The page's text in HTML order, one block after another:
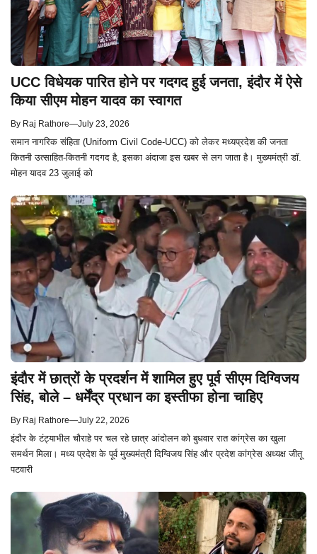
UCC विधेयक पारित होने पर गदगद हुई जनता, इंदौर में ऐसे
किया सीएम मोहन यादव का स्वागत
By Raj Rathore—July 23, 2026
समान नागरिक संहिता (Uniform Civil Code-UCC) को लेकर मध्यप्रदेश की जनता
कितनी उत्साहित-कितनी गदगद है, इसका अंदाजा इस खबर से लग जाता है। मुख्यमंत्री डॉ.
मोहन यादव 23 जुलाई को
इंदौर में छात्रों के प्रदर्शन में शामिल हुए पूर्व सीएम दिग्विजय
सिंह, बोले – धर्मेंद्र प्रधान का इस्तीफा होना चाहिए
By Raj Rathore—July 22, 2026
इंदौर के टंट्याभील चौराहे पर चल रहे छात्र आंदोलन को बुधवार रात कांग्रेस का खुला
समर्थन मिला। मध्य प्रदेश के पूर्व मुख्यमंत्री दिग्विजय सिंह और प्रदेश कांग्रेस अध्यक्ष जीतू
पटवारी